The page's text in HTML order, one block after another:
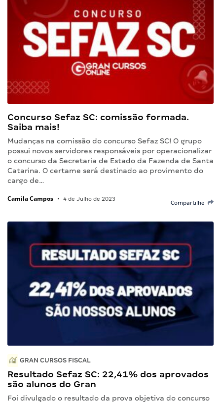
Concurso Sefaz SC: comissão formada.
Saiba mais!
Mudanças na comissão do concurso Sefaz SC! O grupo
possui novos servidores responsáveis por operacionalizar
o concurso da Secretaria de Estado da Fazenda de Santa
Catarina. O certame será destinado ao provimento do
cargo de…
Camila Campos • 4 de Julho de 2023
Compartilhe
GRAN CURSOS FISCAL
Resultado Sefaz SC: 22,41% dos aprovados
são alunos do Gran
Foi divulgado o resultado da prova objetiva do concurso